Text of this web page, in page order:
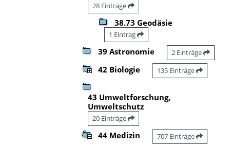
28 Einträge
38.73 Geodäsie
1 Eintrag
39 Astronomie 2 Einträge
42 Biologie 135 Einträge
43 Umweltforschung,
Umweltschutz
20 Einträge
44 Medizin 707 Einträge